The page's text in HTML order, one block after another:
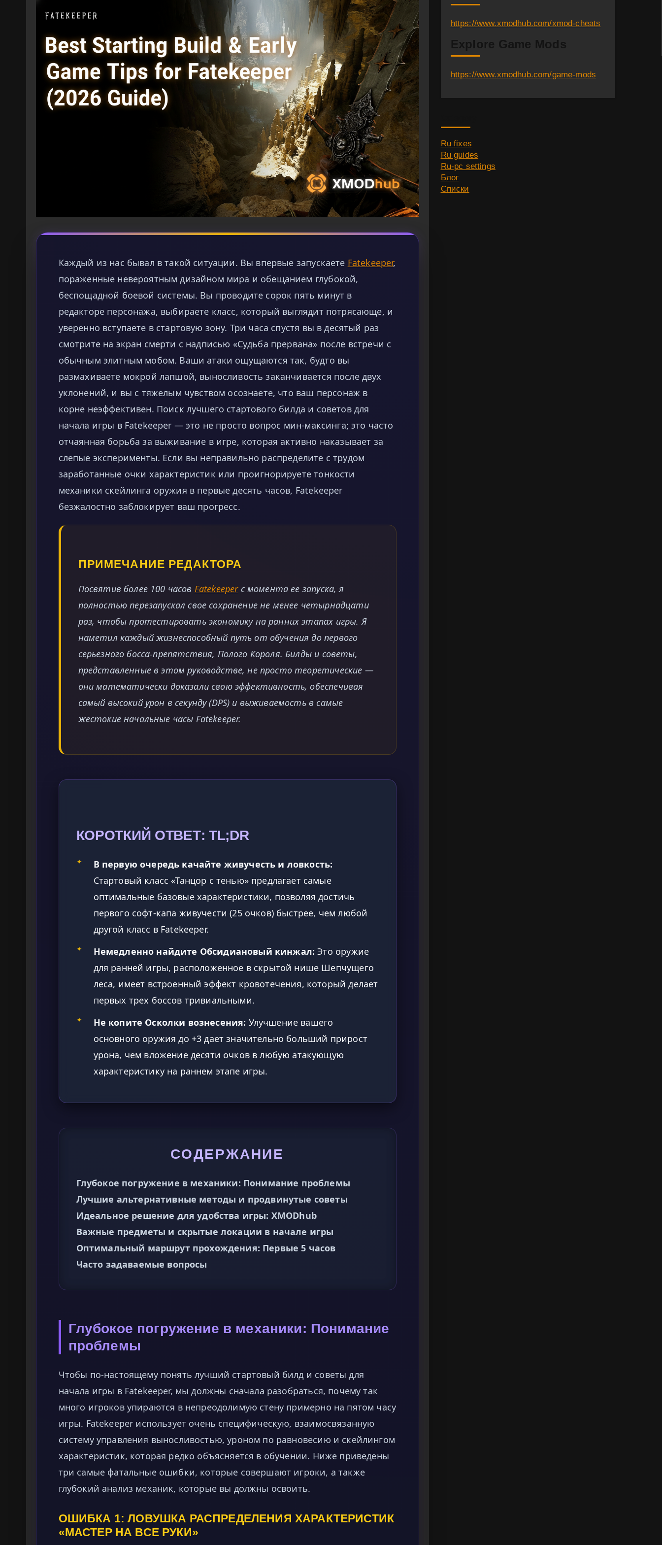
Каждый из нас бывал в такой ситуации. Вы впервые запускаете Fatekeeper,
пораженные невероятным дизайном мира и обещанием глубокой,
беспощадной боевой системы. Вы проводите сорок пять минут в
редакторе персонажа, выбираете класс, который выглядит потрясающе, и
уверенно вступаете в стартовую зону. Три часа спустя вы в десятый раз
смотрите на экран смерти с надписью «Судьба прервана» после встречи с
обычным элитным мобом. Ваши атаки ощущаются так, будто вы
размахиваете мокрой лапшой, выносливость заканчивается после двух
уклонений, и вы с тяжелым чувством осознаете, что ваш персонаж в
корне неэффективен. Поиск лучшего стартового билда и советов для
начала игры в Fatekeeper — это не просто вопрос мин-максинга; это часто
отчаянная борьба за выживание в игре, которая активно наказывает за
слепые эксперименты. Если вы неправильно распределите с трудом
заработанные очки характеристик или проигнорируете тонкости
механики скейлинга оружия в первые десять часов, Fatekeeper
безжалостно заблокирует ваш прогресс.
ПРИМЕЧАНИЕ РЕДАКТОРА
Посвятив более 100 часов Fatekeeperс момента ее запуска, я
полностью перезапускал свое сохранение не менее четырнадцати
раз, чтобы протестировать экономику на ранних этапах игры. Я
наметил каждый жизнеспособный путь от обучения до первого
серьезного босса-препятствия, Полого Короля. Билды и советы,
представленные в этом руководстве, не просто теоретические —
они математически доказали свою эффективность, обеспечивая
самый высокий урон в секунду (DPS) и выживаемость в самые
жестокие начальные часы Fatekeeper.
КОРОТКИЙ ОТВЕТ: TL;DR
✦
В первую очередь качайте живучесть и ловкость:
Стартовый класс «Танцор с тенью» предлагает самые
оптимальные базовые характеристики, позволяя достичь
первого софт-капа живучести (25 очков) быстрее, чем любой
другой класс в Fatekeeper.
✦ Немедленно найдите Обсидиановый кинжал: Это оружие
для ранней игры, расположенное в скрытой нише Шепчущего
леса, имеет встроенный эффект кровотечения, который делает
первых трех боссов тривиальными.
✦ Не копите Осколки вознесения: Улучшение вашего
основного оружия до +3 дает значительно больший прирост
урона, чем вложение десяти очков в любую атакующую
характеристику на раннем этапе игры.
СОДЕРЖАНИЕ
Глубокое погружение в механики: Понимание проблемы
Лучшие альтернативные методы и продвинутые советы
Идеальное решение для удобства игры: XMODhub
Важные предметы и скрытые локации в начале игры
Оптимальный маршрут прохождения: Первые 5 часов
Часто задаваемые вопросы
Глубокое погружение в механики: Понимание
проблемы
Чтобы по-настоящему понять лучший стартовый билд и советы для
начала игры в Fatekeeper, мы должны сначала разобраться, почему так
много игроков упираются в непреодолимую стену примерно на пятом часу
игры. Fatekeeper использует очень специфическую, взаимосвязанную
систему управления выносливостью, уроном по равновесию и скейлингом
характеристик, которая редко объясняется в обучении. Ниже приведены
три самые фатальные ошибки, которые совершают игроки, а также
глубокий анализ механик, которые вы должны освоить.
ОШИБКА 1: ЛОВУШКА РАСПРЕДЕЛЕНИЯ ХАРАКТЕРИСТИК
«МАСТЕР НА ВСЕ РУКИ»
https://www.xmodhub.com/xmod-cheats
Explore Game Mods
https://www.xmodhub.com/game-mods
Ru fixes
Ru guides
Ru-pc settings
Блог
Списки